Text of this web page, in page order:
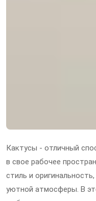
Кактусы - отличный
в свое рабочее
стиль и
уютной атмосферы. В